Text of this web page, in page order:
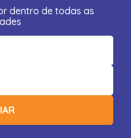
dentro de todas as